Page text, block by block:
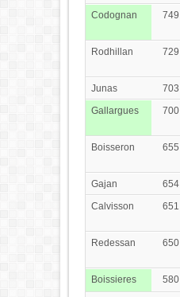
Codognan
749
Rodhillan
729
Junas
703
Gallargues
700
Boisseron
655
Gajan
654
Calvisson
651
Redessan
650
Boissieres
580